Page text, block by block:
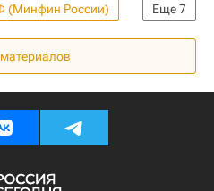
Еще7
(Минфин России)
Россия
Михаил Кенин
материалов